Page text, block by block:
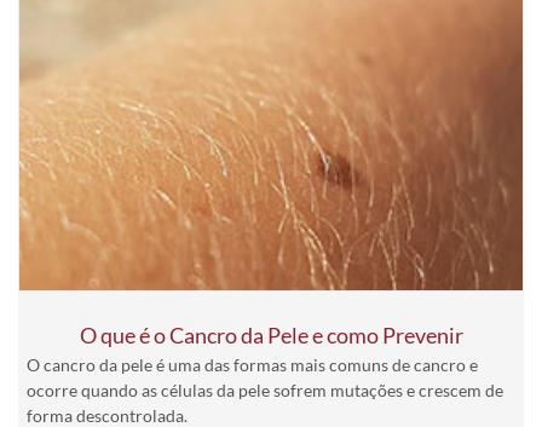
O que é o Cancro da Pele e como Prevenir
O cancro da pele é uma das formas mais comuns de cancro e
ocorre quando as células da pele sofrem mutações e crescem de
forma descontrolada.